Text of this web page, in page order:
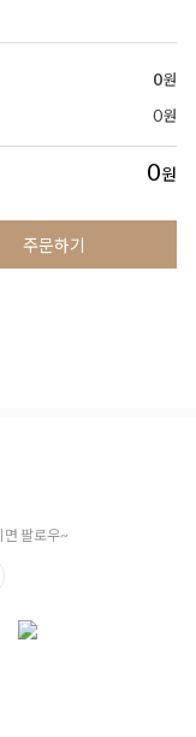
0원
0원
0원
주문하기
면 팔로우~